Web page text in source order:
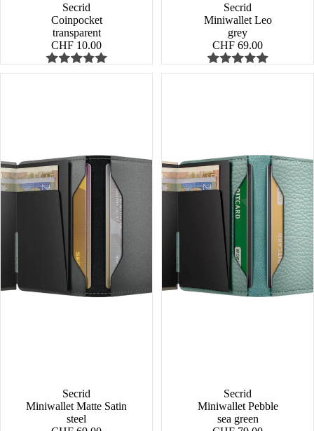
Secrid
Coinpocket
transparent
CHF 10.00
Secrid
Miniwallet Leo
grey
CHF 69.00
Secrid
Miniwallet Matte Satin
steel
Secrid
Miniwallet Pebble
sea green